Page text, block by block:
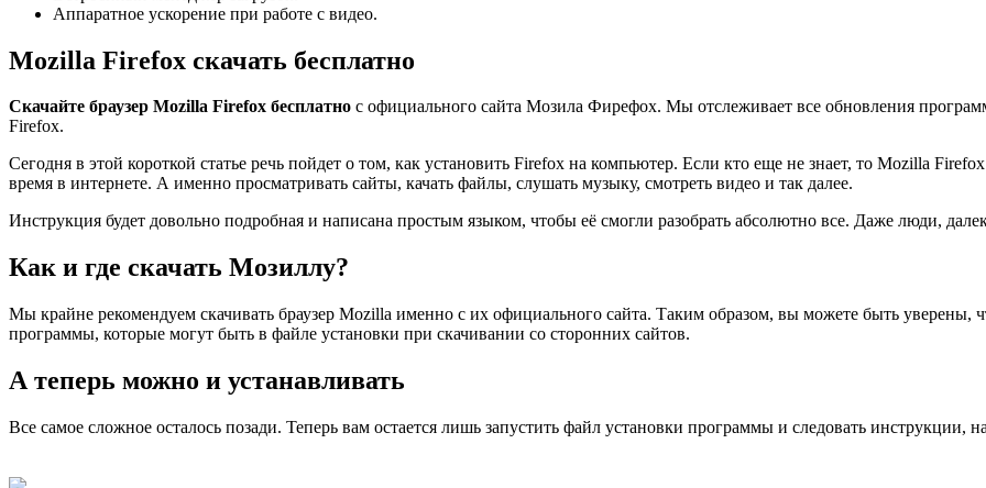
Аппаратное ускорение при работе с видео.
Mozilla Firefox скачать бесплатно
Скачайте браузер Mozilla Firefox бесплатно с официального сайта Мозила Фирефох. Мы отслеживает все обновления
Firefox.
Сегодня в этой короткой статье речь пойдет о том, как установить Firefox на компьютер. Если кто еще не знает, то Mozilla
время в интернете. А именно просматривать сайты, качать файлы, слушать музыку, смотреть видео и так далее.
Инструкция будет довольно подробная и написана простым языком, чтобы её смогли разобрать абсолютно все. Даже люди,
Как и где скачать Мозиллу?
Мы крайне рекомендуем скачивать браузер Mozilla именно с их официального сайта. Таким образом, вы можете быть уверены,
программы, которые могут быть в файле установки при скачивании со сторонних сайтов.
А теперь можно и устанавливать
Все самое сложное осталось позади. Теперь вам остается лишь запустить файл установки программы и следовать инструкции,